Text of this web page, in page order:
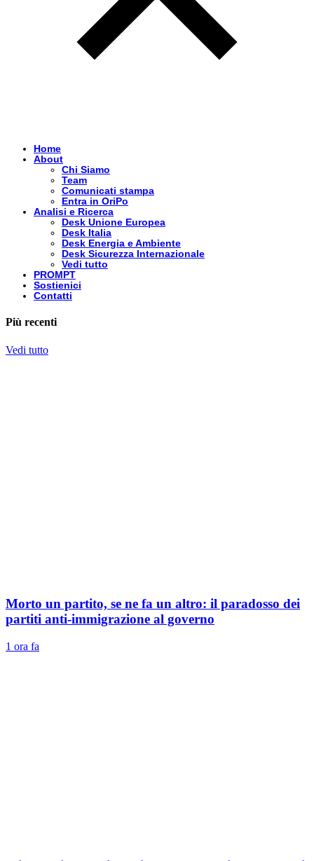
Home
About
Chi Siamo
Team
Comunicati stampa
Entra in OriPo
Analisi e Ricerca
Desk Unione Europea
Desk Italia
Desk Energia e Ambiente
Desk Sicurezza Internazionale
Vedi tutto
PROMPT
Sostienici
Contatti
Più recenti
Vedi tutto
Morto un partito, se ne fa un altro: il paradosso dei
partiti anti-immigrazione al governo
1 ora fa